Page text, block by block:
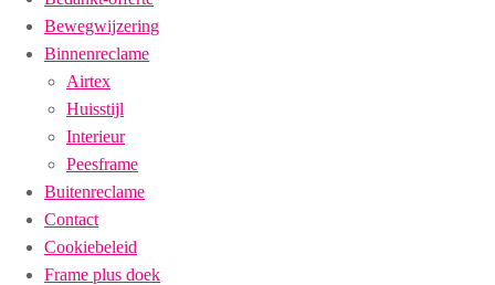
Bewegwijzering
Binnenreclame
Airtex
Huisstijl
Interieur
Peesframe
Buitenreclame
Contact
Cookiebeleid
Frame plus doek